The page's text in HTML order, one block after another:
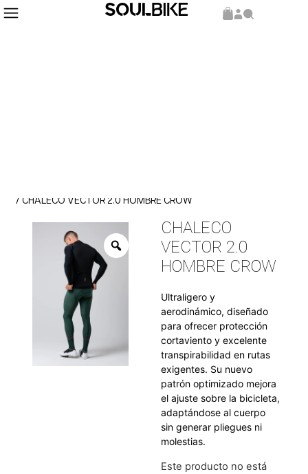
/ CHALECO VECTOR 2.0 HOMBRE CROW
CHALECO
VECTOR 2.0
HOMBRE CROW
Ultraligero y
aerodinámico, diseñado
para ofrecer protección
cortaviento y excelente
transpirabilidad en rutas
exigentes. Su nuevo
patrón optimizado mejora
el ajuste sobre la bicicleta,
adaptándose al cuerpo
sin generar pliegues ni
molestias.
Este producto no está